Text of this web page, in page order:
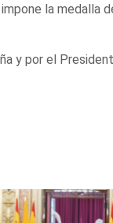
la medalla
y por el